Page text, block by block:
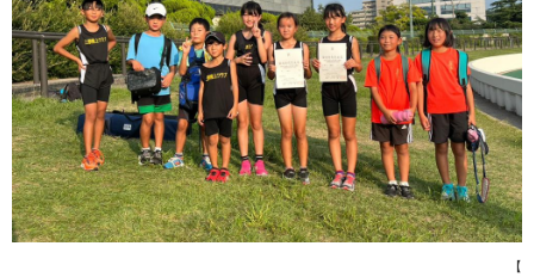
【